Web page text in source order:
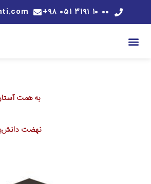
۰۰ ۱۰ ۳۱۹۱ ۰۵۱ ۹۸+
به همت
نهضت